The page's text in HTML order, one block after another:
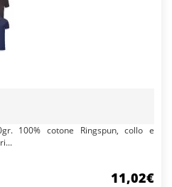
100% cotone Ringspun, collo e
11,02€